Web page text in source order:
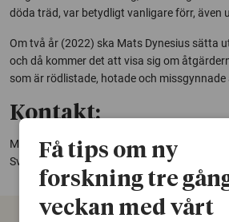
döda träd, var betydligt vanligare förr, även
Om två år (2022) ska Mats Dynesius sätta
och då kommer det att visa sig om
som är rödlistade, hotade och
Kontakt:
Mats Dynesius, forskare vid institutionen för
Sveriges lantbruksuniversitet, Umeå,
Få tips om ny
forskning tre
veckan med vårt